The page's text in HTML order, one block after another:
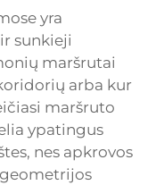
yra
sunkieji
maršrutai
arba kur
maršruto
ypatingus
nes apkrovos